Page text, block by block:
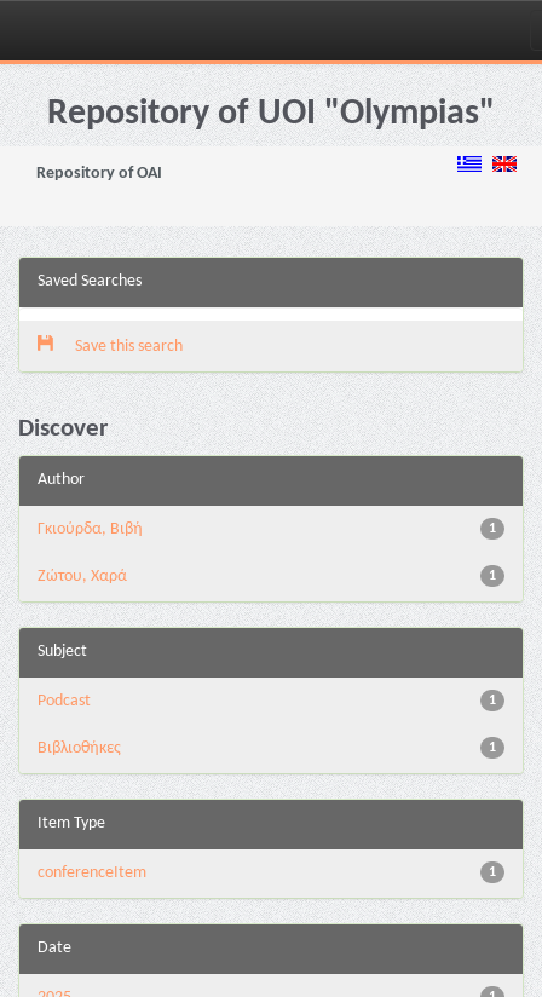
Skip
navigationRepository of UOI "Olympias"
Repository of OAI
Saved Searches
Save this search
Discover
Author
1
Γκιούρδα, Βιβή
1
Ζώτου, Χαρά
Subject
1
Podcast
1
Βιβλιοθήκες
Item Type
1
conferenceItem
Date